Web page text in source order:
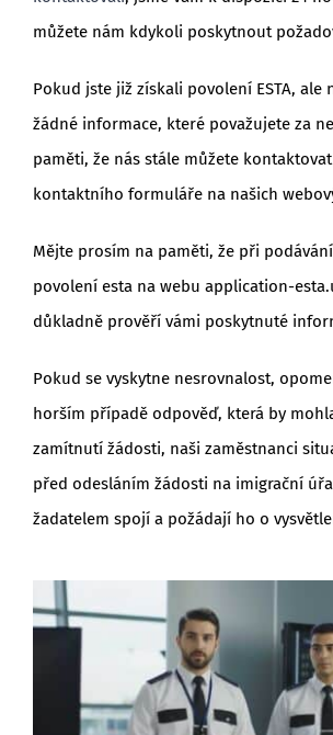
můžete nám kdykoli poskytnout
Pokud jste již získali povolení ESTA, ale
žádné informace, které považujete za
paměti, že nás stále můžete
kontaktního formuláře na našich
Mějte prosím na paměti, že při
povolení esta na webu application-
důkladně prověří vámi poskytnuté
Pokud se vyskytne nesrovnalost,
horším případě odpověď, která by
zamítnutí žádosti, naši zaměstnanci
před odesláním žádosti na imigrační
žadatelem spojí a požádají ho o